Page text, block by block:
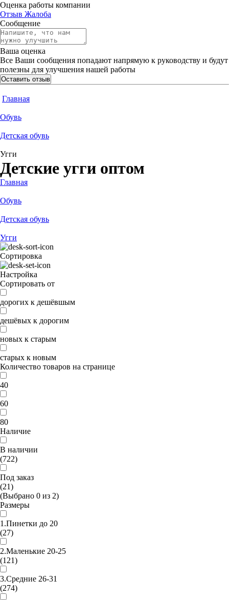
Оценка работы компании
Отзыв Жалоба
Сообщение
Ваша оценка
Все Ваши сообщения попадают напрямую к руководству и будут
полезны для улучшения нашей работы
Оставить отзыв
Главная
Обувь
Детская обувь
Угги
Детские угги оптом
Главная
Обувь
Детская обувь
Угги
Сортировка
Настройка
Сортировать от
дорогих к дешёвшым
дешёвых к дорогим
новых к старым
старых к новым
Количество товаров на странице
40
60
80
Наличие
В наличии
(722)
Под заказ
(21)
(Выбрано 0 из 2)
Размеры
1.Пинетки до 20
(27)
2.Маленькие 20-25
(121)
3.Средние 26-31
(274)